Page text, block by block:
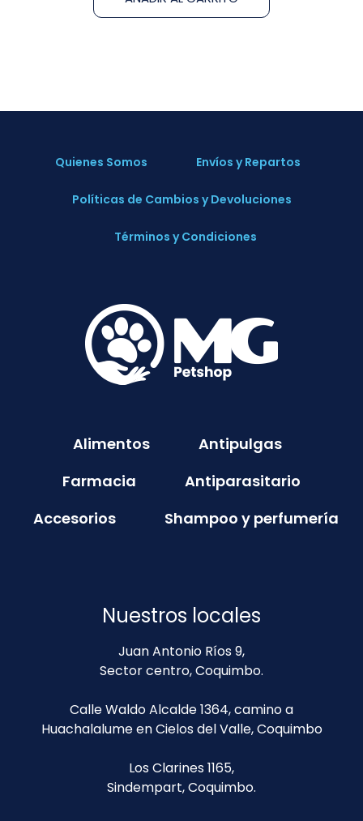
Quienes Somos Envíos y Repartos
Políticas de Cambios y Devoluciones
Términos y Condiciones
Alimentos
Antipulgas
Farmacia
Antiparasitario
Accesorios
Shampoo y perfumería
Nuestros locales
Juan Antonio Ríos 9,
Sector centro, Coquimbo.
Calle Waldo Alcalde 1364, camino a
Huachalalume en Cielos del Valle, Coquimbo
Los Clarines 1165,
Sindempart, Coquimbo.